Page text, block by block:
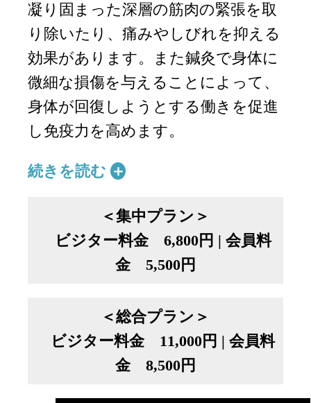
凝り固まった深層の筋肉の緊張を取
り除いたり、痛みやしびれを抑える
効果があります。また鍼灸で身体に
微細な損傷を与えることによって、
身体が回復しようとする働きを促進
し免疫力を高めます。
続きを読む
＜集中プラン＞
ビジター料金 6,800円 | 会員料
金 5,500円
＜総合プラン＞
ビジター料金 11,000円 | 会員料
金 8,500円